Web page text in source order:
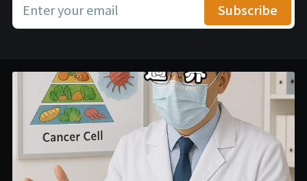
Enter your email Subscribe